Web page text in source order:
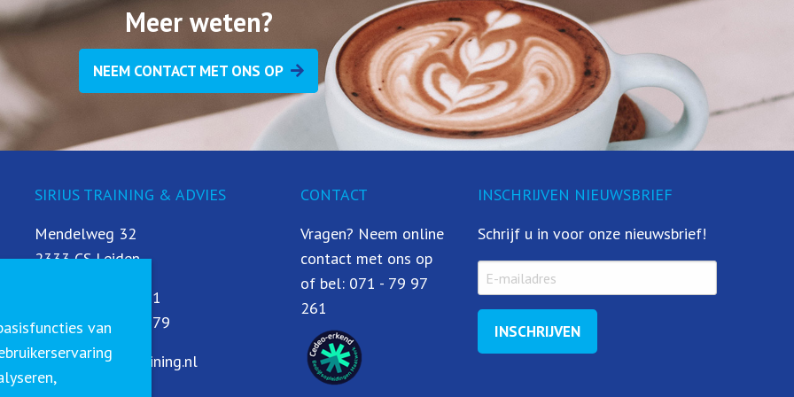
Meer weten?
NEEM CONTACT MET ONS OP
SIRIUS TRAINING & ADVIES
Mendelweg 32
2333 CS Leiden
071 - 79 97 261
M:06 - 19 69 93 79
E:info@siriustraining.nl
CONTACT
Vragen? Neem online
contact met ons op
of bel: 071 - 79 97
261
INSCHRIJVEN NIEUWSBRIEF
Schrijf u in voor onze nieuwsbrief!
van